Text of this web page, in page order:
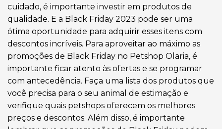
cuidado, é importante investir em produtos de
qualidade. E a Black Friday 2023 pode ser uma
ótima oportunidade para adquirir esses itens com
descontos incríveis. Para aproveitar ao máximo as
promoções de Black Friday no Petshop Olaria, é
importante ficar atento às ofertas e se programar
com antecedência. Faça uma lista dos produtos que
você precisa para o seu animal de estimação e
verifique quais petshops oferecem os melhores
preços e descontos. Além disso, é importante